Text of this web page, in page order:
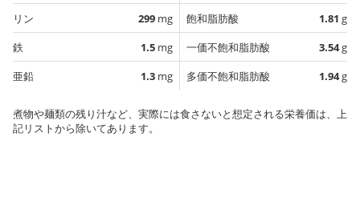
リン
299 mg
鉄
1.5 mg
亜鉛
1.3 mg
飽和脂肪酸
1.81 g
一価不飽和脂肪酸
3.54g
多価不飽和脂肪酸
1.94g
煮物や麺類の残り汁など、実際には食さないと想定される栄養価は、上
記リストから除いてあります。